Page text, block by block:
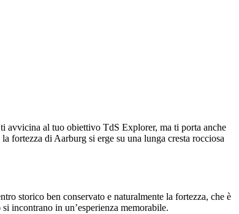
avvicina al tuo obiettivo TdS Explorer, ma ti porta anche
fortezza di Aarburg si erge su una lunga cresta rocciosa
storico ben conservato e naturalmente la fortezza, che è
incontrano in un’esperienza memorabile.